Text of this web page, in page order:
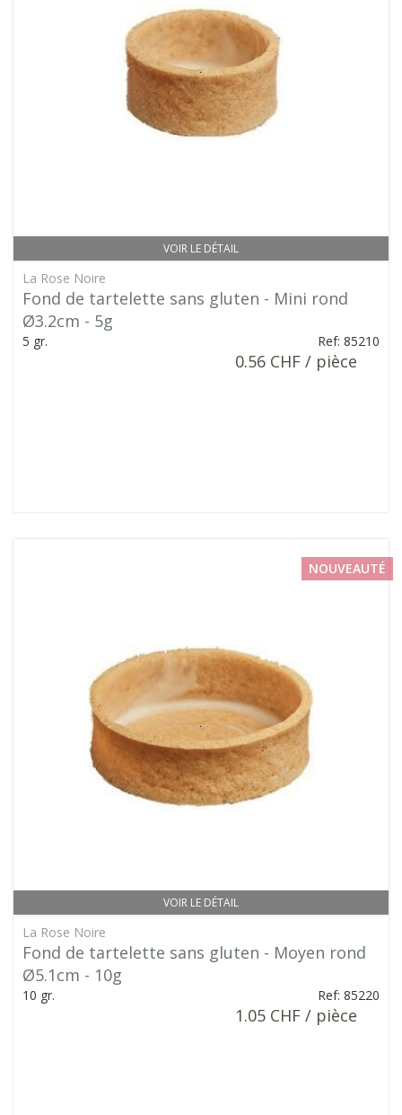
VOIR LE DÉTAIL
La Rose Noire
Fond de tartelette sans gluten - Mini rond
Ø3.2cm - 5g
5 gr. Ref: 85210
0.56 CHF / pièce
VOIR LE DÉTAIL
NOUVEAUTÉ
La Rose Noire
Fond de tartelette sans gluten - Moyen rond
Ø5.1cm - 10g
10 gr. Ref: 85220
1.05 CHF / pièce